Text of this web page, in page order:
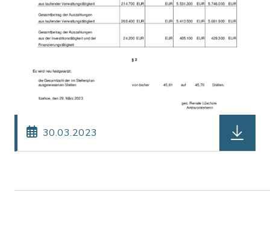
30.03.2023